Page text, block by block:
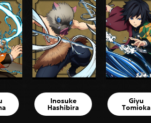
Inosuke
Hashibira
Giyu
Tomioka